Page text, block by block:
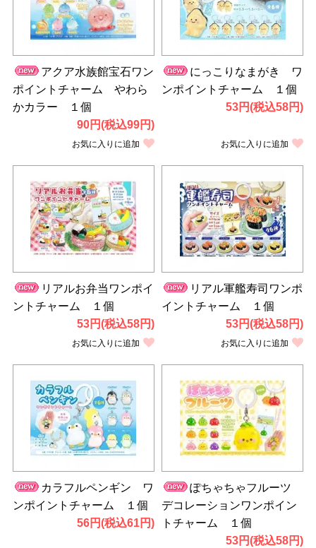
アクア水族館宝石ワン
ポイントチャーム やわら
かカラー １個
90円(税込99円)
お気に入りに追加
にっこりなまがき ワ
ンポイントチャーム １個
53円(税込58円)
お気に入りに追加
リアルお弁当ワンポイ
ントチャーム １個
53円(税込58円)
お気に入りに追加
リアル軍艦寿司ワンポ
イントチャーム １個
53円(税込58円)
お気に入りに追加
カラフルペンギン ワ
ンポイントチャーム １個
56円(税込61円)
ぽちゃちゃフルーツ
デコレーションワンポイン
トチャーム １個
53円(税込58円)